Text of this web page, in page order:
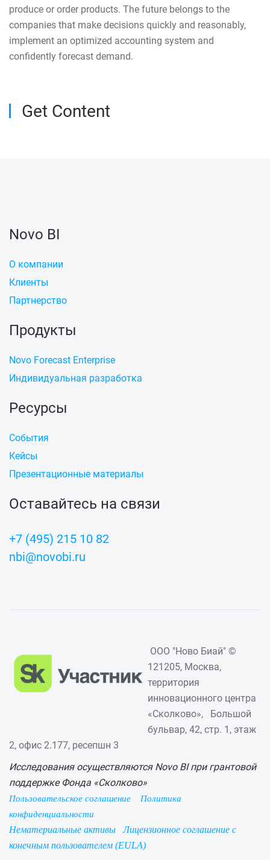
produce or order products. The future belongs to the
companies that make decisions quickly and reasonably,
implement an optimized accounting system and
confidently forecast demand.
Get Content
Novo BI
О компании
Клиенты
Партнерство
Продукты
Novo Forecast Enterprise
Индивидуальная разработка
Ресурсы
События
Кейсы
Презентационные материалы
Оставайтесь на связи
+7 (495) 215 10 82
nbi@novobi.ru
ООО "Ново Биай" ©
121205, Москва,
территория
инновационного центра
«Сколково», Большой
бульвар, 42, стр. 1, этаж
2, офис 2.177, ресепшн 3
Исследования осуществляются Novo BI при грантовой
поддержке Фонда «Сколково»
Пользовательское соглашение
Политика
конфиденциальности
Нематериальные активы
Лицензионное соглашение с
конечным пользователем (EULA)